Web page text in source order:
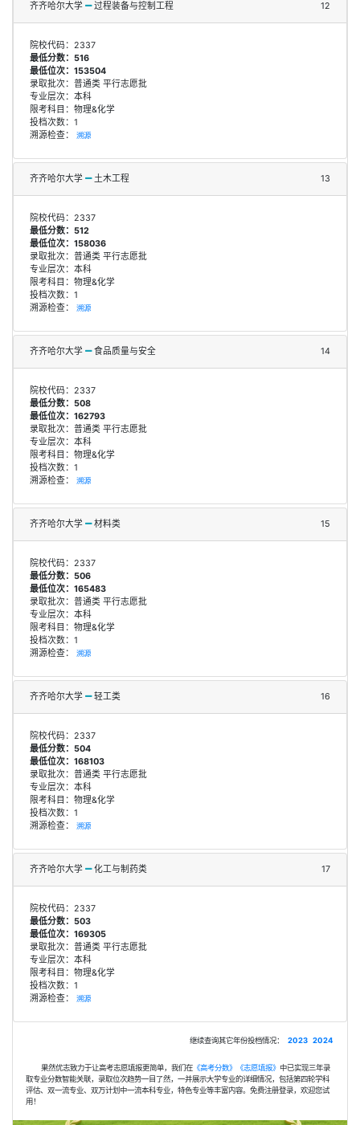
齐齐哈尔大学 过程装备与控制工程 12
院校代码：2337
最低分数：516
最低位次：153504
录取批次：普通类 平行志愿批
专业层次：本科
限考科目：物理&化学
投档次数：1
溯源检查： 溯源
齐齐哈尔大学 土木工程 13
院校代码：2337
最低分数：512
最低位次：158036
录取批次：普通类 平行志愿批
专业层次：本科
限考科目：物理&化学
投档次数：1
溯源检查： 溯源
齐齐哈尔大学 食品质量与安全 14
院校代码：2337
最低分数：508
最低位次：162793
录取批次：普通类 平行志愿批
专业层次：本科
限考科目：物理&化学
投档次数：1
溯源检查： 溯源
齐齐哈尔大学 材料类 15
院校代码：2337
最低分数：506
最低位次：165483
录取批次：普通类 平行志愿批
专业层次：本科
限考科目：物理&化学
投档次数：1
溯源检查： 溯源
齐齐哈尔大学 轻工类 16
院校代码：2337
最低分数：504
最低位次：168103
录取批次：普通类 平行志愿批
专业层次：本科
限考科目：物理&化学
投档次数：1
溯源检查： 溯源
齐齐哈尔大学 化工与制药类 17
院校代码：2337
最低分数：503
最低位次：169305
录取批次：普通类 平行志愿批
专业层次：本科
限考科目：物理&化学
投档次数：1
溯源检查： 溯源
继续查询其它年份投档情况： 2023 2024
果然优志致力于让高考志愿填报更简单，我们在《高考分数》 《志愿填报》 中已实现三年录
取专业分数智能关联，录取位次趋势一目了然，一并展示大学专业的详细情况，包括第四轮学科
评估、双一流专业、双万计划中一流本科专业，特色专业等丰富内容。免费注册登录，欢迎您试
用！